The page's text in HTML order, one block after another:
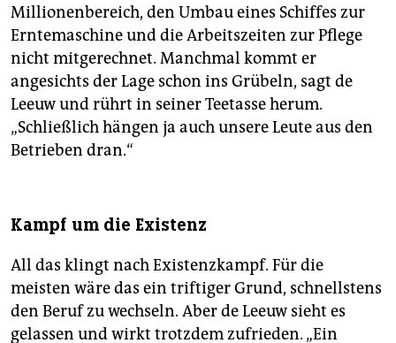
Millionenbereich, den Umbau eines Schiffes zur
Erntemaschine und die Arbeitszeiten zur Pflege
nicht mitgerechnet. Manchmal kommt er
angesichts der Lage schon ins Grübeln, sagt de
Leeuw und rührt in seiner Teetasse herum.
„Schließlich hängen ja auch unsere Leute aus den
Betrieben dran.“
Kampf um die Existenz
All das klingt nach Existenzkampf. Für die
meisten wäre das ein triftiger Grund, schnellstens
den Beruf zu wechseln. Aber de Leeuw sieht es
gelassen und wirkt trotzdem zufrieden. „Ein